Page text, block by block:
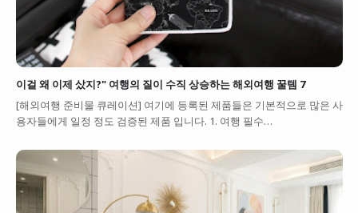
이걸 왜 이제 샀지?" 여행의 질이 수직 상승하는 해외여행 꿀템 7
[해외여행 준비물 큐레이션] 여기에 등록된 제품들은 기본적으로 많은 사
용자들에게 일정 정도 검증된 제품 입니다. 1. 여행 필수…